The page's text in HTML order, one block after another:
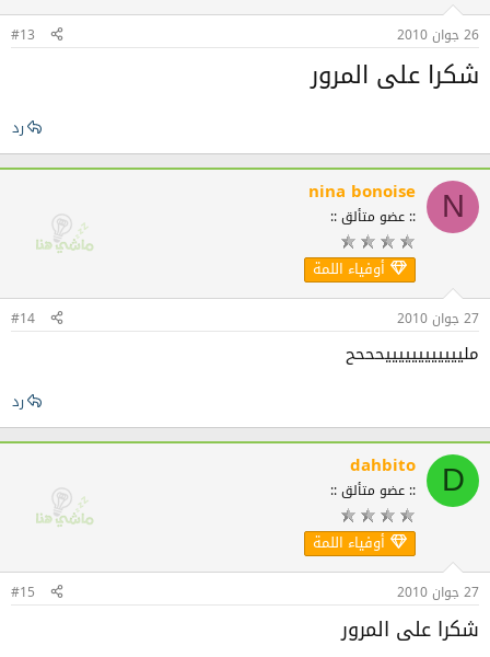
26 جوان 2010 #13
شكرا على المرور
رد
N
nina bonoise
:: عضو متألق ::
أوفياء اللمة
27 جوان 2010 #14
ملييييييييييييحححح
رد
D
dahbito
:: عضو متألق ::
أوفياء اللمة
27 جوان 2010 #15
شكرا على المرور